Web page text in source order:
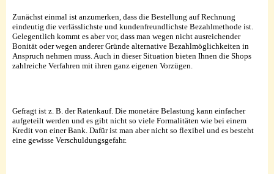
Zunächst einmal ist anzumerken, dass die Bestellung auf Rechnung
eindeutig die verlässlichste und kundenfreundlichste Bezahlmethode ist.
Gelegentlich kommt es aber vor, dass man wegen nicht ausreichender
Bonität oder wegen anderer Gründe alternative Bezahlmöglichkeiten in
Anspruch nehmen muss. Auch in dieser Situation bieten Ihnen die Shops
zahlreiche Verfahren mit ihren ganz eigenen Vorzügen.
Gefragt ist z. B. der Ratenkauf. Die monetäre Belastung kann einfacher
aufgeteilt werden und es gibt nicht so viele Formalitäten wie bei einem
Kredit von einer Bank. Dafür ist man aber nicht so flexibel und es besteht
eine gewisse Verschuldungsgefahr.